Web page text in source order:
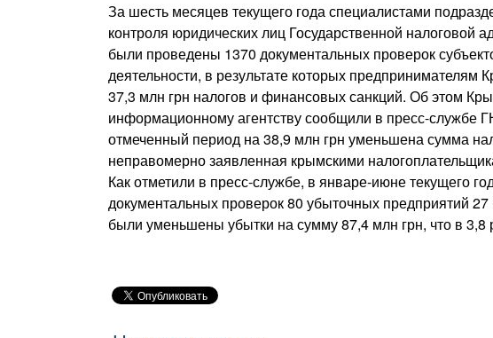
За шесть месяцев текущего года специалистами
контроля юридических лиц Государственной налоговой
были проведены 1370 документальных проверок
деятельности, в результате которых предпринимателям
37,3 млн грн налогов и финансовых санкций. Об этом
информационному агентству сообщили в пресс-
отмеченный период на 38,9 млн грн уменьшена сумма
неправомерно заявленная крымскими
Как отметили в пресс-службе, в январе-июне текущего
документальных проверок 80 убыточных предприятий
были уменьшены убытки на сумму 87,4 млн грн, что в 3,8